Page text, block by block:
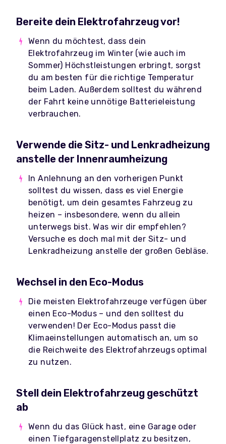
Bereite dein Elektrofahrzeug vor!
Wenn du möchtest, dass dein
Elektrofahrzeug im Winter (wie auch im
Sommer) Höchstleistungen erbringt, sorgst
du am besten für die richtige Temperatur
beim Laden. Außerdem solltest du während
der Fahrt keine unnötige Batterieleistung
verbrauchen.
Verwende die Sitz- und Lenkradheizung
anstelle der Innenraumheizung
In Anlehnung an den vorherigen Punkt
solltest du wissen, dass es viel Energie
benötigt, um dein gesamtes Fahrzeug zu
heizen – insbesondere, wenn du allein
unterwegs bist. Was wir dir empfehlen?
Versuche es doch mal mit der Sitz- und
Lenkradheizung anstelle der großen Gebläse.
Wechsel in den Eco-Modus
Die meisten Elektrofahrzeuge verfügen über
einen Eco-Modus – und den solltest du
verwenden! Der Eco-Modus passt die
Klimaeinstellungen automatisch an, um so
die Reichweite des Elektrofahrzeugs optimal
zu nutzen.
Stell dein Elektrofahrzeug geschützt
ab
Wenn du das Glück hast, eine Garage oder
einen Tiefgaragenstellplatz zu besitzen,